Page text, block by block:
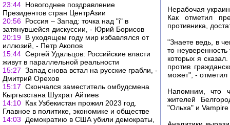
23:44 Новогоднее поздравление
Президентов стран ЦентрАзии
20:56 Россия – Запад: точка над "i" в
затянувшейся дискуссии, - Юрий Борисов
20:19 В уходящем году мир избавлялся от
иллюзий, - Петр Акопов
15:44 Сергей Удальцов: Российские власти
живут в параллельной реальности
15:27 Запад снова встал на русские грабли, -
Дмитрий Орехов
15:17 Скончался заместитель омбудсмена
Кыргызстана Шухрат Айтиев
14:10 Как Узбекистан прожил 2023 год.
Главное в политике, экономике и обществе
14:03
Демократию в США убили демократы,
Нерабочая
Как отметил
противника,
"Знаете ведь, в
то
которых я
против
может", -
Напомним, что
жителей
"Ольха" и